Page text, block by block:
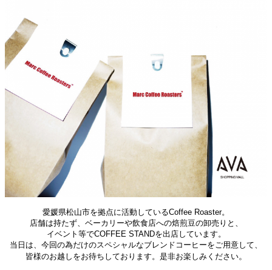
愛媛県松山市を拠点に活動しているCoffee Roaster。
店舗は持たず、ベーカ リーや飲食店への焙煎豆の卸売りと、
イベント等でCOFFEE STANDを出店しています。
当日は、今回の為だけのスペシャルなブレンドコーヒーをご用意して、
皆様のお越しをお待ちしております。 是非お楽しみください。